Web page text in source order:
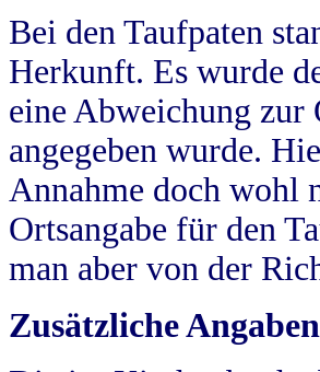
Bei den Taufpaten
Herkunft. Es wurde
eine Abweichung zur
angegeben wurde.
Annahme doch wohl
Ortsangabe für den
man aber von der
Zusätzliche